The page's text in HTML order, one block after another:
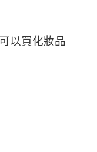
以買化妝品